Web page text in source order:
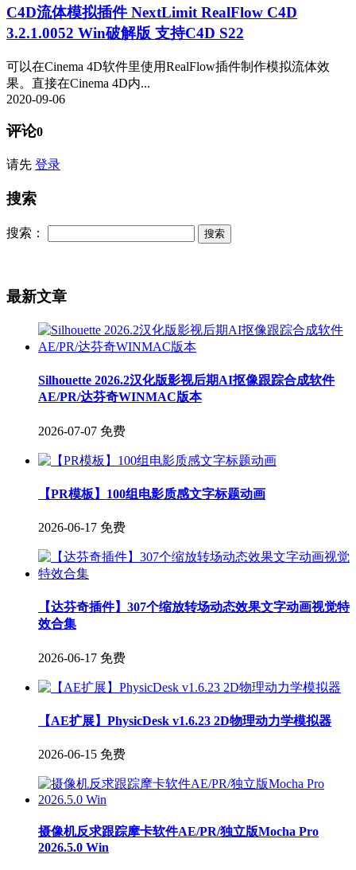
C4D流体模拟插件 NextLimit RealFlow C4D
3.2.1.0052 Win破解版 支持C4D S22
可以在Cinema 4D软件里使用RealFlow插件制作模拟流体效
果。直接在Cinema 4D内...
2020-09-06
评论0
请先 登录
搜索
搜索：
最新文章
Silhouette 2026.2汉化版影视后期AI抠像跟踪合成软件
AE/PR/达芬奇WINMAC版本
2026-07-07 免费
【PR模板】100组电影质感文字标题动画
2026-06-17 免费
【达芬奇插件】307个缩放转场动态效果文字动画视觉特
效合集
2026-06-17 免费
【AE扩展】PhysicDesk v1.6.23 2D物理动力学模拟器
2026-06-15 免费
摄像机反求跟踪摩卡软件AE/PR/独立版Mocha Pro
2026.5.0 Win